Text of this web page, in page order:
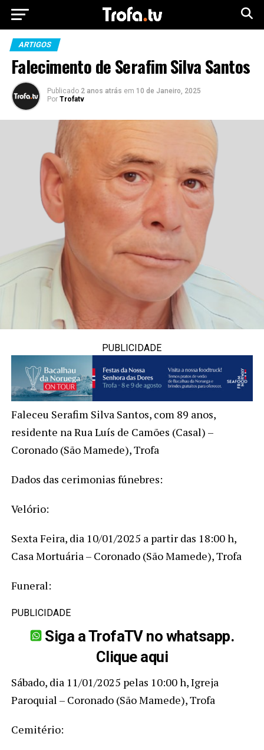
ARTIGOS
Falecimento de Serafim Silva Santos
Publicado 2 anos atrás em 10 de Janeiro, 2025
Por Trofatv
PUBLICIDADE
Faleceu Serafim Silva Santos, com 89 anos,
residente na Rua Luís de Camões (Casal) –
Coronado (São Mamede), Trofa
Dados das cerimonias fúnebres:
Velório:
Sexta Feira, dia 10/01/2025 a partir das 18:00 h,
Casa Mortuária – Coronado (São Mamede), Trofa
Funeral:
PUBLICIDADE
Siga a TrofaTV no whatsapp.
Clique aqui
Sábado, dia 11/01/2025 pelas 10:00 h, Igreja
Paroquial – Coronado (São Mamede), Trofa
Cemitério: